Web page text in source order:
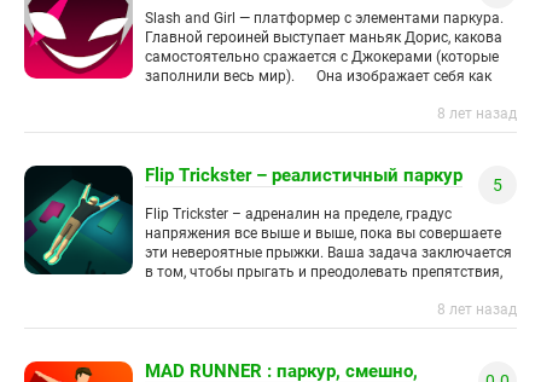
Slash and Girl — платформер с элементами паркура.
Главной героиней выступает маньяк Дорис, какова
самостоятельно сражается с Джокерами (которые
заполнили весь мир). Она изображает себя как
8 лет назад
Flip Trickster – реалистичный паркур 5
Flip Trickster – адреналин на пределе, градус
напряжения все выше и выше, пока вы совершаете
эти невероятные прыжки. Ваша задача заключается
в том, чтобы прыгать и преодолевать препятствия,
8 лет назад
MAD RUNNER : паркур, смешно,